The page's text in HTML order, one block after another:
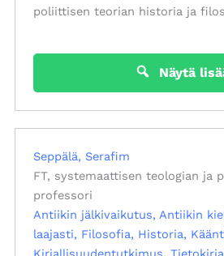
poliittisen teorian historia ja
Näytä
Seppälä, Serafim
FT, systemaattisen teologian ja
professori
Antiikin jälkivaikutus Antiikin
laajasti
Filosofia Historia